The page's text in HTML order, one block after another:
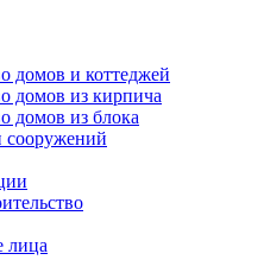
домов и коттеджей
домов из кирпича
домов из блока
сооружений
лица